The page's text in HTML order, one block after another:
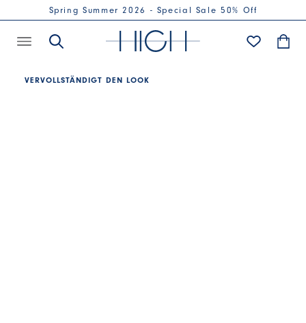
Spring Summer 2026 - Special Sale 50% Off
VERVOLLSTÄNDIGT DEN LOOK